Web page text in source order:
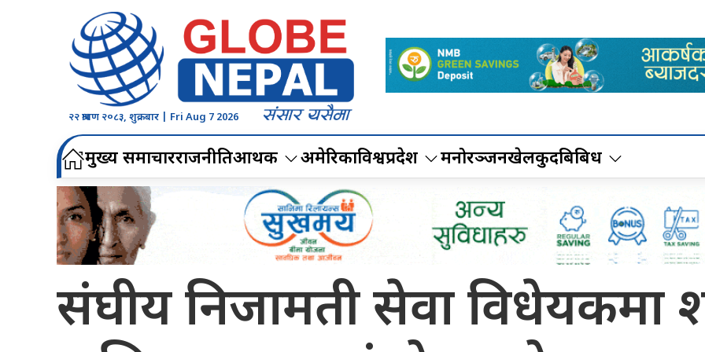
२२ श्रावण २०८३, शुक्रबार | Fri Aug 7 2026
मुख्य समाचारराजनीतिआर्थिक अमेरिकाविश्वप्रदेश मनोरञ्जनखेलकुदबिबिध
संघीय निजामती सेवा विधेयकमा